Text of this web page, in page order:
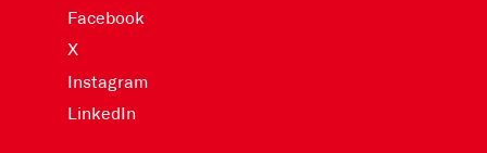
Facebook
X
Instagram
LinkedIn